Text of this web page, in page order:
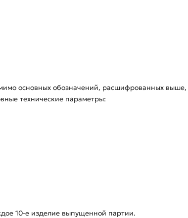
основных обозначений, расшифрованных выше,
технические параметры:
10-е изделие выпущенной партии.